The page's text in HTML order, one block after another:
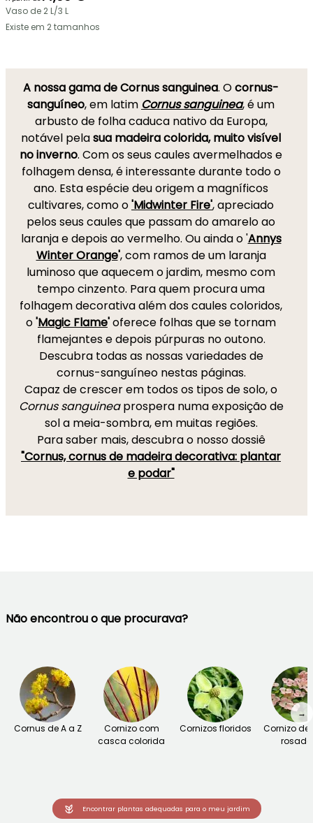
Vaso de 2 L/3 L
Existe em 2 tamanhos
A nossa gama de Cornus sanguinea. Ocornus-
sanguíneo, em latim Cornus sanguinea, é um
arbusto de folha caduca nativo da Europa,
notável pelasua madeira colorida, muito visível
no inverno. Com os seus caules avermelhados e
folhagem densa, é interessante durante todo o
ano. Esta espécie deu origem a magníficos
cultivares, como o'Midwinter Fire', apreciado
pelos seus caules que passam do amarelo ao
laranja e depois ao vermelho. Ou ainda o 'Annys
Winter Orange', com ramos de um laranja
luminoso que aquecem o jardim, mesmo com
tempo cinzento. Para quem procura uma
folhagem decorativa além dos caules coloridos,
o'Magic Flame'oferece folhas que se tornam
flamejantes e depois púrpuras no outono.
Descubra todas as nossas variedades de
cornus-sanguíneo nestas páginas.
Capaz de crescer em todos os tipos de solo, o
Cornus sanguineaprospera numa exposição de
sol a meia-sombra, em muitas regiões.
Para saber mais, descubra o nosso dossiê
"Cornus, cornus de madeira decorativa: plantar
e podar"
Não encontrou o que procurava?
Cornus de A a Z
Cornizo com
casca colorida
Cornizos floridos
Cornizo de
→
Encontrar plantas adequadas para o meu jardim